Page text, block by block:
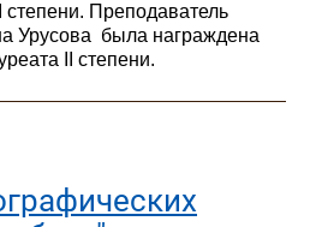
Преподаватель
Урусова была награждена
II степени.